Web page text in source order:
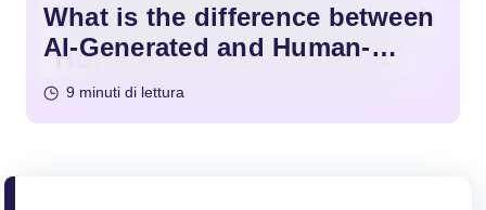
What is the difference between
AI-Generated and Human-
9 minuti di lettura